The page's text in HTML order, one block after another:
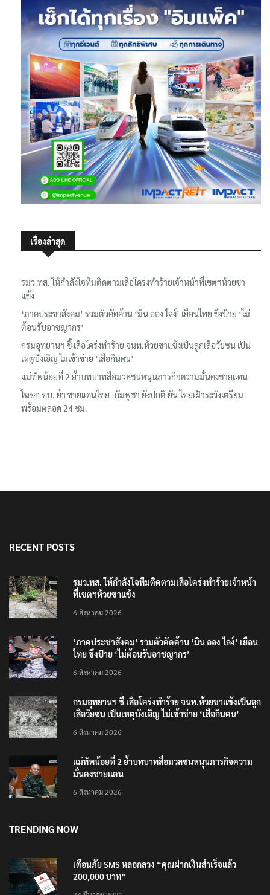
เรื่องล่าสุด
รมว.ทส. ให้กำลังใจทีมติดตามเสือโคร่งทำร้ายเจ้าหน้าที่เขตฯห้วยขา
แข้ง
‘ภาคประชาสังคม’ รวมตัวคัดค้าน ‘มิน ออง ไลง์’ เยือนไทย ขึงป้าย ‘ไม่
ต้อนรับอาชญากร’
กรมอุทยานฯ ชี้ เสือโคร่งทำร้าย จนท.ห้วยขาแข้งเป็นลูกเสือวัยซน เป็น
เหตุบังเอิญ ไม่เข้าข่าย ‘เสือกินคน’
แม่ทัพน้อยที่ 2 ย้ำบทบาทสื่อมวลชนหนุนภารกิจความมั่นคงชายแดน
โฆษก ทบ. ย้ำ ชายแดนไทย–กัมพูชา ยังปกติ ยัน ไทยเฝ้าระวังเตรียม
พร้อมตลอด 24 ชม.
RECENT POSTS
รมว.ทส. ให้กำลังใจทีมติดตามเสือโคร่งทำร้ายเจ้าหน้า
ที่เขตฯห้วยขาแข้ง
6 สิงหาคม 2026
‘ภาคประชาสังคม’ รวมตัวคัดค้าน ‘มิน ออง ไลง์’ เยือน
ไทย ขึงป้าย ‘ไม่ต้อนรับอาชญากร’
6 สิงหาคม 2026
กรมอุทยานฯ ชี้ เสือโคร่งทำร้าย จนท.ห้วยขาแข้งเป็นลูก
เสือวัยซน เป็นเหตุบังเอิญ ไม่เข้าข่าย ‘เสือกินคน’
6 สิงหาคม 2026
แม่ทัพน้อยที่ 2 ย้ำบทบาทสื่อมวลชนหนุนภารกิจความ
มั่นคงชายแดน
6 สิงหาคม 2026
TRENDING NOW
เตือนภัย SMS หลอกลวง “คุณฝากเงินสำเร็จแล้ว
200,000 บาท”